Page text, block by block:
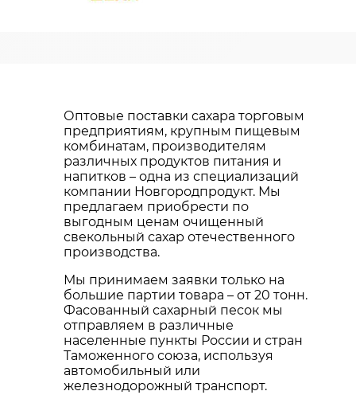
Оптовые поставки сахара торговым
предприятиям, крупным пищевым
комбинатам, производителям
различных продуктов питания и
напитков – одна из специализаций
компании Новгородпродукт. Мы
предлагаем приобрести по
выгодным ценам очищенный
свекольный сахар отечественного
производства.
Мы принимаем заявки только на
большие партии товара – от 20 тонн.
Фасованный сахарный песок мы
отправляем в различные
населенные пункты России и стран
Таможенного союза, используя
автомобильный или
железнодорожный транспорт.